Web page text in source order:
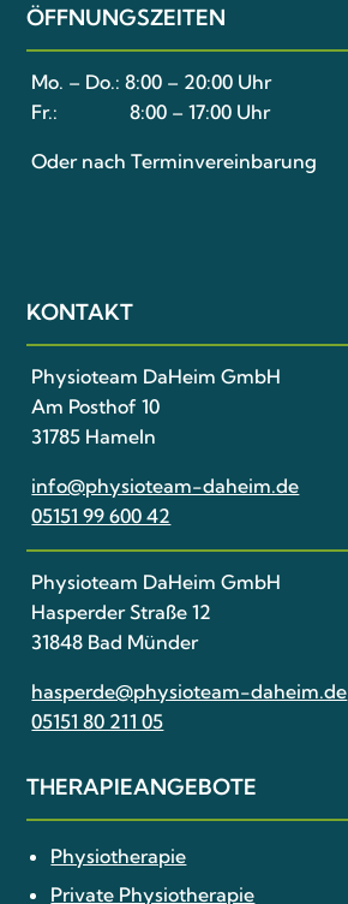
ÖFFNUNGSZEITEN
Mo. – Do.:8:00 – 20:00 Uhr
Fr.:8:00 – 17:00 Uhr
Oder nach Terminvereinbarung
KONTAKT
Physioteam DaHeim GmbH
Am Posthof 10
31785 Hameln
info@physioteam-daheim.de
05151 99 600 42
Physioteam DaHeim GmbH
Hasperder Straße 12
31848 Bad Münder
hasperde@physioteam-daheim.de
05151 80 211 05
THERAPIE­ANGEBOTE
Physiotherapie
Private Physiotherapie